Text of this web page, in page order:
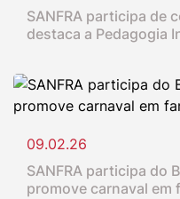
SANFRA participa de
destaca a Pedagogia
09.02.26
SANFRA participa do
promove carnaval em